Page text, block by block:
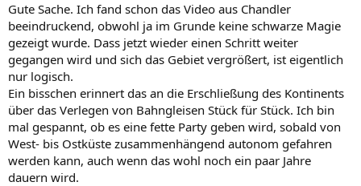
Gute Sache. Ich fand schon das Video aus Chandler
beeindruckend, obwohl ja im Grunde keine schwarze Magie
gezeigt wurde. Dass jetzt wieder einen Schritt weiter
gegangen wird und sich das Gebiet vergrößert, ist eigentlich
nur logisch.
Ein bisschen erinnert das an die Erschließung des Kontinents
über das Verlegen von Bahngleisen Stück für Stück. Ich bin
mal gespannt, ob es eine fette Party geben wird, sobald von
West- bis Ostküste zusammenhängend autonom gefahren
werden kann, auch wenn das wohl noch ein paar Jahre
dauern wird.